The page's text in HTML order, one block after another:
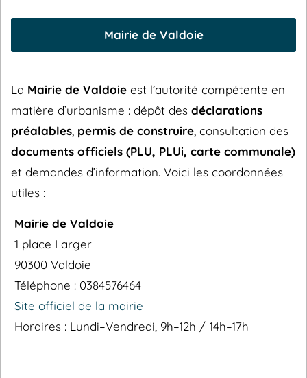
Mairie de Valdoie
La Mairie de Valdoie est l’autorité compétente en
matière d’urbanisme : dépôt des déclarations
préalables permis de construire , consultation des
documents officiels (PLU, PLUi, carte communale)
et demandes d’information. Voici les coordonnées
utiles :
Mairie de Valdoie
1 place Larger
90300 Valdoie
Téléphone : 0384576464
Site officiel de la mairie
Horaires : Lundi–Vendredi, 9h–12h / 14h–17h